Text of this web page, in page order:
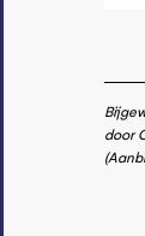
door